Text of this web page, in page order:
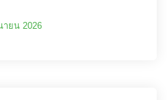
ายน 2026